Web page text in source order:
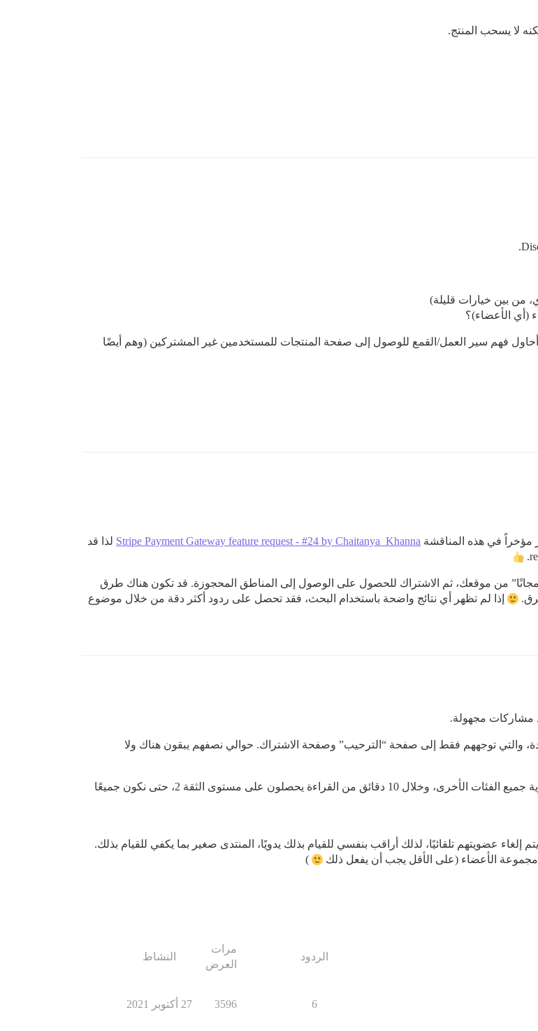
من بين خيارات قليلة)
فهم سير العمل/القمع للوصول إلى صفحة المنتجات للمستخدمين غير المشتركين (وهم أيضًا
مؤخراً في هذه المناقشة Stripe Payment Gateway feature request - #24 by Chaitanya_Khanna لذا قد
من موقعك، ثم الاشتراك للحصول على الوصول إلى المناطق المحجوزة. قد تكون هناك طرق
إذا لم تظهر أي نتائج واضحة باستخدام البحث، فقد تحصل على ردود أكثر دقة من خلال موضوع
مشاركات مجهولة.
والتي توجههم فقط إلى صفحة “الترحيب” وصفحة الاشتراك. حوالي نصفهم يبقون هناك ولا
فقط بمجرد الاشتراك يصبحون جزءًا من مجموعة “الأعضاء” ويمكنهم رؤية جميع الفئات الأخرى، وخلال 10 دقائق من القراءة يحصلون على مستوى الثقة 2، حتى نكون جميعًا
عضويتهم تلقائيًا، لذلك أراقب بنفسي للقيام بذلك يدويًا، المنتدى صغير بما يكفي للقيام بذلك.
مجموعة الأعضاء (على الأقل يجب أن يفعل ذلك
)
الردود
مرات
العرض
النشاط
6
3596 27 أكتوبر 2021